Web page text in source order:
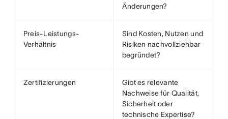
Änderungen?
Preis-Leistungs-
Verhältnis
Sind Kosten, Nutzen und
Risiken nachvollziehbar
begründet?
Zertifizierungen
Gibt es relevante
Nachweise für Qualität,
Sicherheit oder
technische Expertise?